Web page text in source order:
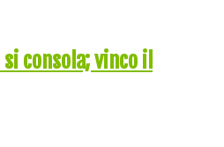
consola; vinco il